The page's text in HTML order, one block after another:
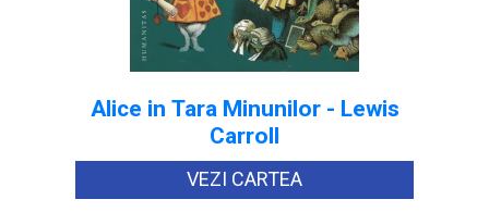
Alice in Tara Minunilor - Lewis
Carroll
VEZI CARTEA